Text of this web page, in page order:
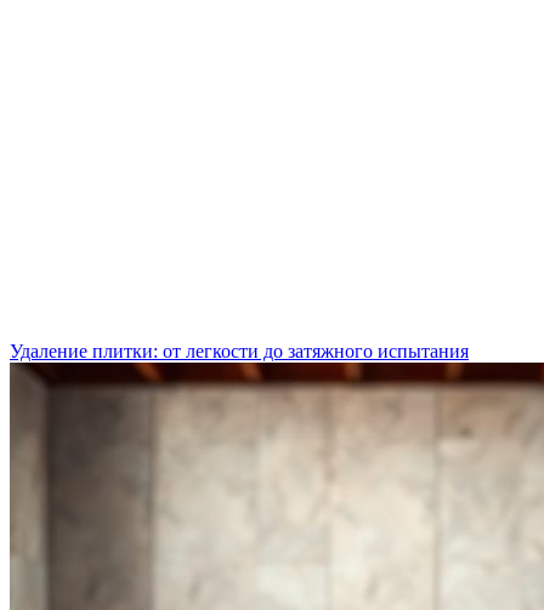
Удаление плитки: от легкости до затяжного испытания